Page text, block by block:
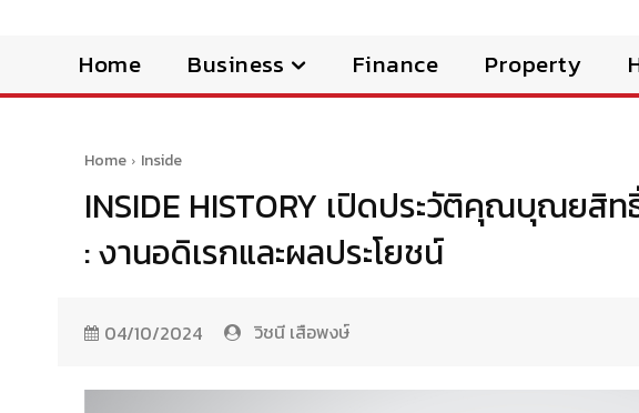
Home Business Finance Property
Home Inside
INSIDE HISTORY เปิดประวัติคุณบุณยสิ
: งานอดิเรกและผลประโยชน์
04/10/2024 วิชนี เสือพงษ์